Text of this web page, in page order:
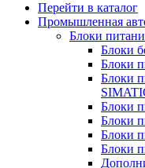
Перейти в каталог
Промышленная
Блоки
Блоки
Блоки
Блоки
Блоки
Блоки
Блоки
Блоки